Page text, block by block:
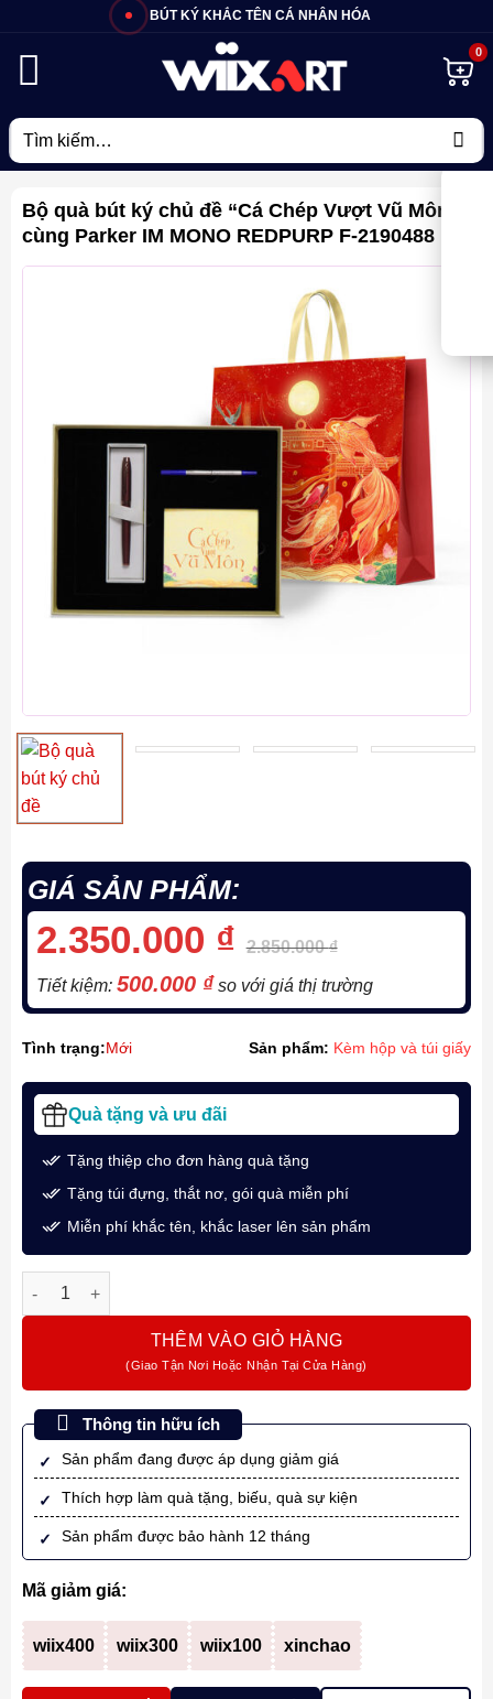
BÚT KÝ KHẮC TÊN CÁ NHÂN HÓA
Tìm
kiếm:
Bộ quà bút ký chủ đề “Cá Chép Vượt Vũ Môn”
cùng Parker IM MONO REDPURP F-2190488
GIÁ SẢN PHẨM:
2.350.000 ₫ 2.850.000₫
Tiết kiệm: 500.000 ₫so với giá thị trường
Tình trạng:Mới Sản phẩm: Kèm hộp và túi giấy
Quà tặng và ưu đãi
Tặng thiệp cho đơn hàng quà tặng
Tặng túi đựng, thắt nơ, gói quà miễn phí
Miễn phí khắc tên, khắc laser lên sản phẩm
Bộ quà bút ký chủ đề "Cá Chép Vượt Vũ Môn" cùng Parker IM
THÊM VÀO GIỎ HÀNG
Thông tin hữu ích
Sản phẩm đang được áp dụng giảm giá
Thích hợp làm quà tặng, biếu, quà sự kiện
Sản phẩm được bảo hành 12 tháng
Mã giảm giá:
wiix400 wiix300 wiix100 xinchao